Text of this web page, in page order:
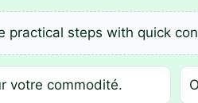
practical steps with quick
votre commodité.